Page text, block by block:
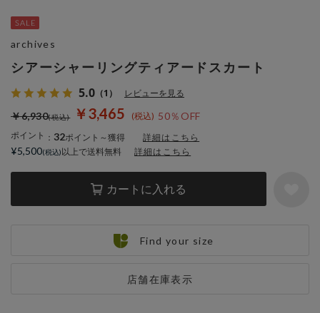
シアーシャーリングティアードスカート
5.0 （1） レビューを見る
￥3,465 50％OFF
￥6,930
ポイント ： 32ポイント～獲得 詳細はこちら
カートに入れる
店舗在庫表示
archives
¥5,500 以上で送料無料 詳細はこちら
Find your size